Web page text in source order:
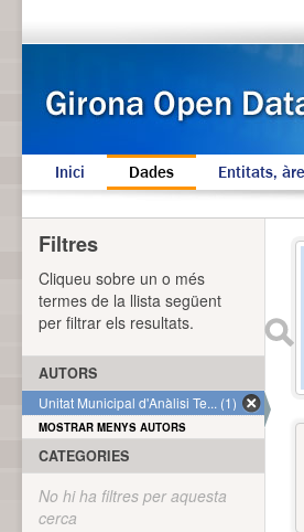
Inici Dades Entitats,
Filtres
Cliqueu sobre un o més
termes de la llista següent
per filtrar els resultats.
AUTORS
Unitat Municipal d'Anàlisi Te... (1)
MOSTRAR MENYS AUTORS
CATEGORIES
No hi ha filtres per aquesta
cerca